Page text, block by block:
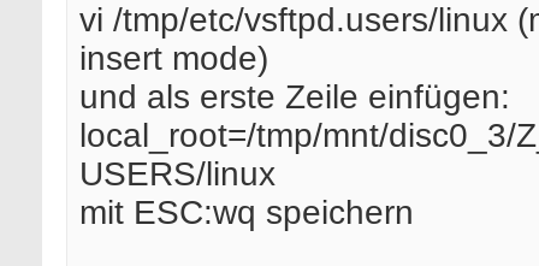
vi /tmp/etc/vsftpd.users/linux
insert mode)
und als erste Zeile einfügen:
local_root=/tmp/mnt/disc0_3/
USERS/linux
mit ESC:wq speichern